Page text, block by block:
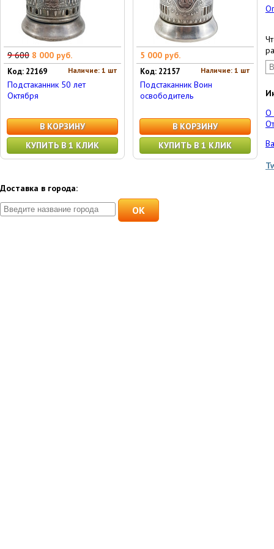
9 600 8 000 руб.
Наличие: 1 шт
Код: 22169
Подстаканник 50 лет
Октября
В КОРЗИНУ
КУПИТЬ В 1 КЛИК
5 000 руб.
Наличие: 1 шт
Код: 22157
Подстаканник Воин
освободитель
В КОРЗИНУ
КУПИТЬ В 1 КЛИК
О
Доставка в города:
OK